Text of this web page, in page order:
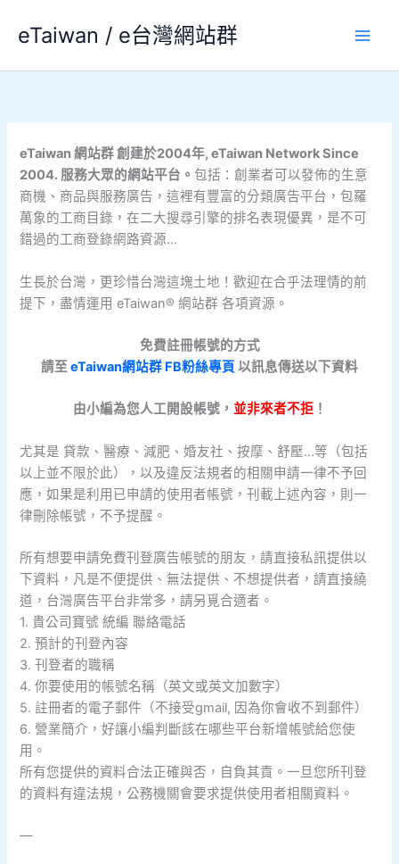
要
eTaiwan / e台灣網站群
eTaiwan 網站群 創建於2004年, eTaiwan Network Since
2004. 服務大眾的網站平台。包括：創業者可以發佈的生意
商機、商品與服務廣告，這裡有豐富的分類廣告平台，包羅
萬象的工商目錄，在二大搜尋引擎的排名表現優異，是不可
錯過的工商登錄網路資源…
生長於台灣，更珍惜台灣這塊土地！歡迎在合乎法理情的前
提下，盡情運用 eTaiwan® 網站群 各項資源。
免費註冊帳號的方式
請至eTaiwan網站群 FB粉絲專頁 以訊息傳送以下資料
由小編為您人工開設帳號， 並非來者不拒！
尤其是 貸款、醫療、減肥、婚友社、按摩、舒壓…等（包括
以上並不限於此），以及違反法規者的相關申請一律不予回
應，如果是利用已申請的使用者帳號，刊載上述內容，則一
律刪除帳號，不予提醒。
所有想要申請免費刊登廣告帳號的朋友，請直接私訊提供以
下資料，凡是不便提供、無法提供、不想提供者，請直接繞
道，台灣廣告平台非常多，請另覓合適者。
1. 貴公司寶號 統編 聯絡電話
2. 預計的刊登內容
3. 刊登者的職稱
4. 你要使用的帳號名稱（英文或英文加數字）
5. 註冊者的電子郵件（不接受gmail, 因為你會收不到郵件）
6. 營業簡介，好讓小編判斷該在哪些平台新增帳號給您使
用。
所有您提供的資料合法正確與否，自負其責。一旦您所刊登
的資料有違法規，公務機關會要求提供使用者相關資料。
—